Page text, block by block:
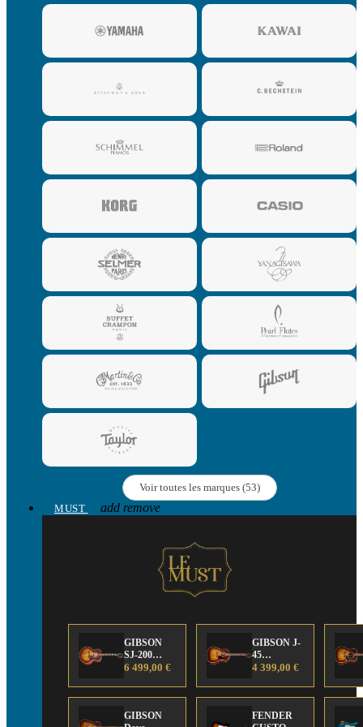
Voir toutes les marques (53)
MUST
add remove
GIBSON
SJ-200
Anniversary
Edition
6 499,00 €
GIBSON J-
45
Anniversary
Edition
4 399,00 €
GIBSON
FENDER